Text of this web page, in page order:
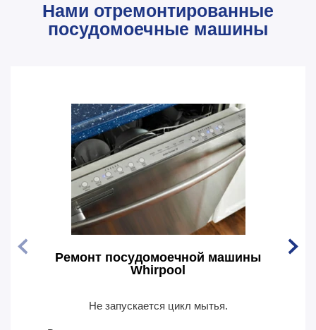
Нами отремонтированные
посудомоечные машины
Ремонт посудомоечной машины
Whirpool
Не запускается цикл мытья.